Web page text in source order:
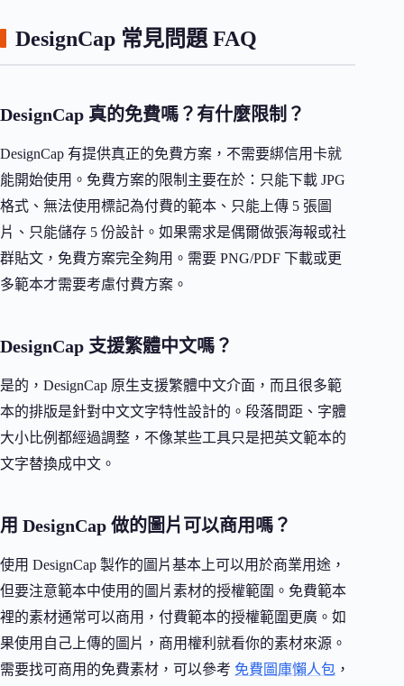
DesignCap 常見問題 FAQ
DesignCap 真的免費嗎？有什麼限制？
DesignCap 有提供真正的免費方案，不需要綁信用卡就
能開始使用。免費方案的限制主要在於：只能下載 JPG
格式、無法使用標記為付費的範本、只能上傳 5 張圖
片、只能儲存 5 份設計。如果需求是偶爾做張海報或社
群貼文，免費方案完全夠用。需要 PNG/PDF 下載或更
多範本才需要考慮付費方案。
DesignCap 支援繁體中文嗎？
是的，DesignCap 原生支援繁體中文介面，而且很多範
本的排版是針對中文文字特性設計的。段落間距、字體
大小比例都經過調整，不像某些工具只是把英文範本的
文字替換成中文。
用 DesignCap 做的圖片可以商用嗎？
使用 DesignCap 製作的圖片基本上可以用於商業用途，
但要注意範本中使用的圖片素材的授權範圍。免費範本
裡的素材通常可以商用，付費範本的授權範圍更廣。如
果使用自己上傳的圖片，商用權利就看你的素材來源。
需要找可商用的免費素材，可以參考 免費圖庫懶人包 ，